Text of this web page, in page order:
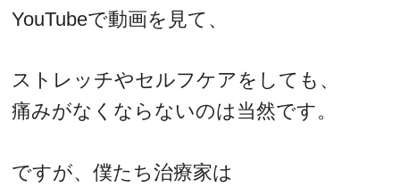
YouTubeで動画を見て、
ストレッチやセルフケアをしても、
痛みがなくならないのは当然です。
ですが、僕たち治療家は